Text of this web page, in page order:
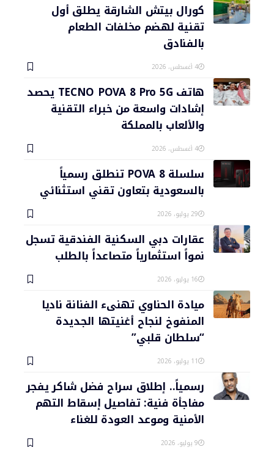
كورال بيتش الشارقة يطلق أول
تقنية لهضم مخلفات الطعام
بالفنادق
4 أغسطس، 2026
هاتف TECNO POVA 8 Pro 5G يحصد
إشادات واسعة من خبراء التقنية
والألعاب بالمملكة
4 أغسطس، 2026
سلسلة POVA 8 تنطلق رسمياً
بالسعودية بتعاون تقني استثنائي
29 يوليو، 2026
عقارات دبي السكنية الفندقية تسجل
نمواً استثمارياً متصاعداً بالطلب
16 يوليو، 2026
ميادة الحناوي تهنىء الفنانة ناديا
المنفوخ لنجاح أغنيتها الجديدة
“سلطان قلبي”
11 يوليو، 2026
رسمياً.. إطلاق سراح فضل شاكر يفجر
مفاجأة فنية: تفاصيل إسقاط التهم
الأمنية وموعد العودة للغناء
9 يوليو، 2026